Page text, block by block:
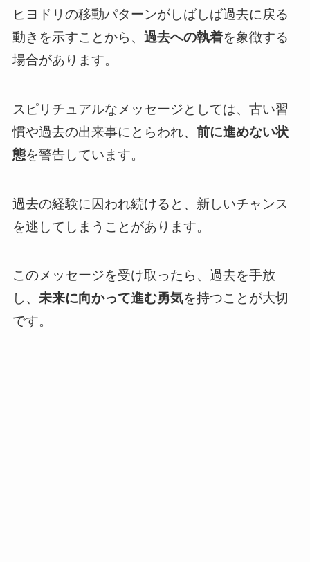
ヒヨドリの移動パターンがしばしば過去に戻る
動きを示すことから、 過去への執着を象徴する
場合があります。
スピリチュアルなメッセージとしては、古い習
慣や過去の出来事にとらわれ、 前に進めない状
態を警告しています。
過去の経験に囚われ続けると、新しいチャンス
を逃してしまうことがあります。
このメッセージを受け取ったら、過去を手放
し、 未来に向かって進む勇気を持つことが大切
です。